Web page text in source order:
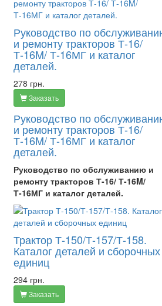
Руководство по
и ремонту тракторов Т-16/
Т-16M/ Т-16МГ и каталог
деталей.
278 грн.
Заказать
Руководство по
и ремонту тракторов Т-16/
Т-16M/ Т-16МГ и каталог
деталей.
Руководство по обслуживанию и
ремонту тракторов Т-16/ Т-16M/
Т-16МГ и каталог деталей.
Трактор Т-150/Т-157/Т-158.
Каталог деталей и сборочных
единиц
294 грн.
Заказать